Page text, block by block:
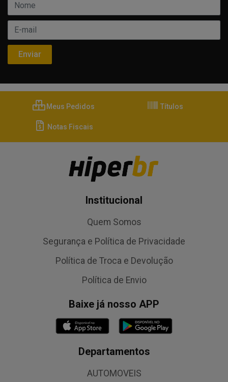
Meus Pedidos Títulos
Notas Fiscais
Institucional
Quem Somos
Segurança e Política de Privacidade
Política de Troca e Devolução
Política de Envio
Baixe já nosso APP
Departamentos
AUTOMOVEIS